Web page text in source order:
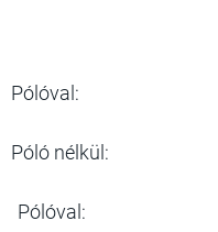
ig Pólóval:
Póló nélkül:
ig Pólóval: